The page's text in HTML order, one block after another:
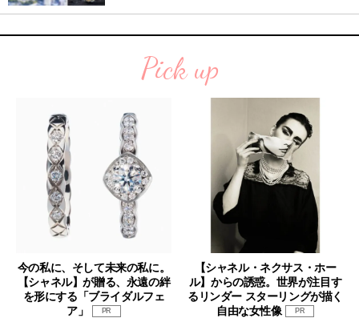
Pick up
今の私に、そして未来の私に。
【シャネル】が贈る、永遠の絆
を形にする「ブライダルフェ
ア」
PR
【シャネル・ネクサス・ホー
ル】からの誘惑。世界が注目す
るリンダー スターリングが描く
自由な女性像
PR